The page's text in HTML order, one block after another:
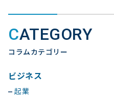
CATEGORY
コラムカテゴリー
ビジネス
起業